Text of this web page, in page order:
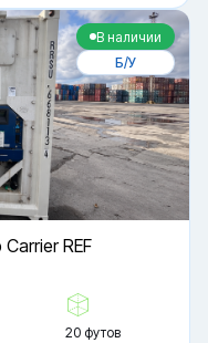
В наличии
Б/У
REF
20 футов